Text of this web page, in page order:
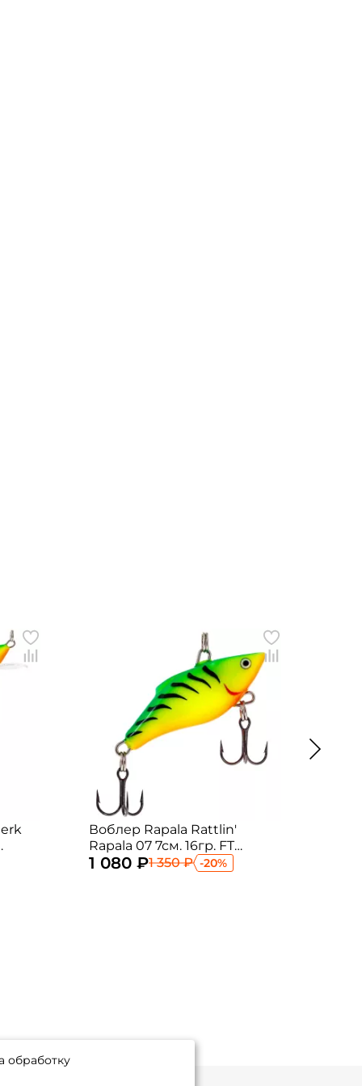
Воблер Rapala Rattlin'
Rapala 07 7см. 16гр. FT
sinking
1 080 ₽1 350 ₽ -20%
обработку